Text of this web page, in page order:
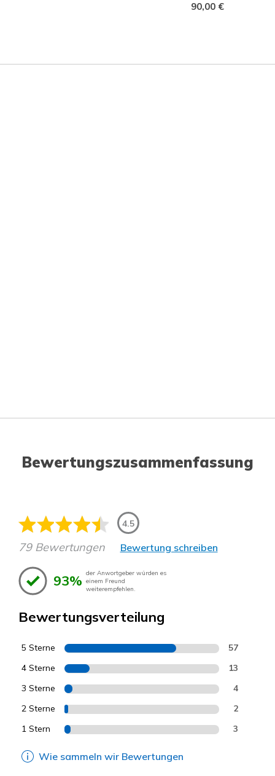
90,00 €
Bewertungszusammenfassung
4.5
79 Bewertungen Bewertung schreiben
93% der Anwortgeber würden es
einem Freund
weiterempfehlen.
Bewertungsverteilung
5 Sterne 57
4 Sterne 13
3 Sterne 4
2 Sterne 2
1 Stern 3
Wie sammeln wir Bewertungen